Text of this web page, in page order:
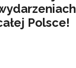
Polsce!